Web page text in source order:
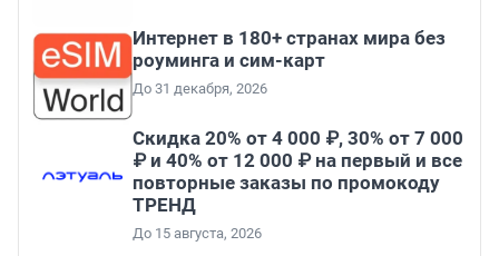
Интернет в 180+ странах мира без
роуминга и сим-карт
До 31 декабря, 2026
Скидка 20% от 4 000 ₽, 30% от 7 000
₽ и 40% от 12 000 ₽ на первый и все
повторные заказы по промокоду
ТРЕНД
До 15 августа, 2026